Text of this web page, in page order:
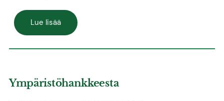
Lue lisää
Ympäristöhankkeesta